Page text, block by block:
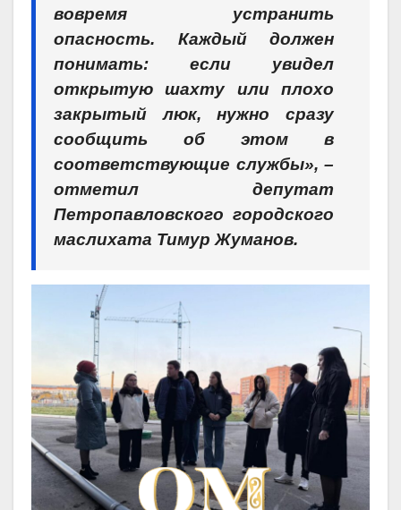
вовремя устранить
опасность. Каждый должен
понимать: если увидел
открытую шахту или плохо
закрытый люк, нужно сразу
сообщить об этом в
соответствующие службы», –
отметил депутат
Петропавловского городского
маслихата Тимур Жуманов.